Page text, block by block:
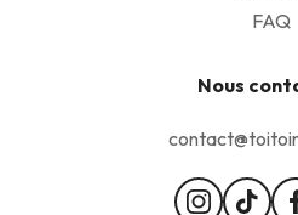
FAQ
Nous